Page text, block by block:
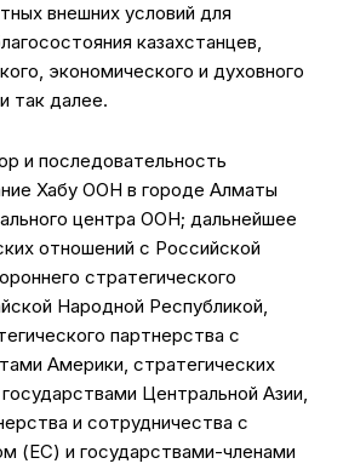
внешних условий для
казахстанцев,
экономического и духовного
так далее.
и последовательность
Хабу ООН в городе Алматы
центра ООН; дальнейшее
отношений с Российской
стратегического
Народной Республикой,
партнерства с
Америки, стратегических
Центральной Азии,
и сотрудничества с
(ЕС) и государствами-членами